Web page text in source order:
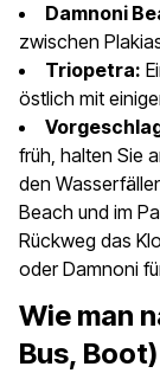
Damnoni
zwischen
Triopetra:
östlich mit
früh, halten Sie
den
Beach und im
Rückweg das
oder Damnoni
Wie man
Bus, Boot)